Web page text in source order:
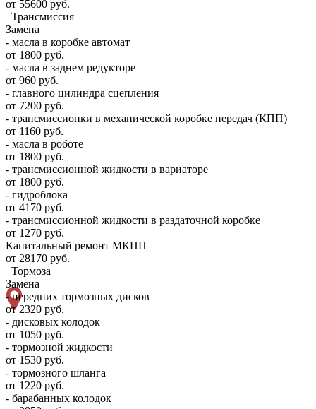
от 55600 руб.
Трансмиссия
Замена
- масла в коробке автомат
от 1800 руб.
- масла в заднем редукторе
от 960 руб.
- главного цилиндра сцепления
от 7200 руб.
- трансмиссионки в механической коробке передач (КПП)
от 1160 руб.
- масла в роботе
от 1800 руб.
- трансмиссионной жидкости в вариаторе
от 1800 руб.
- гидроблока
от 4170 руб.
- трансмиссионной жидкости в раздаточной коробке
от 1270 руб.
Капитальный ремонт МКПП
от 28170 руб.
Тормоза
Замена
- передних тормозных дисков
от 2320 руб.
- дисковых колодок
от 1050 руб.
- тормозной жидкости
от 1530 руб.
- тормозного шланга
от 1220 руб.
- барабанных колодок